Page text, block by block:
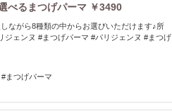
べるまつげパーマ ￥3490
ながら8種類の中からお選びいただけます♪所
ジェンヌ #まつげパーマ #パリジェンヌ #まつげ
まつげパーマ